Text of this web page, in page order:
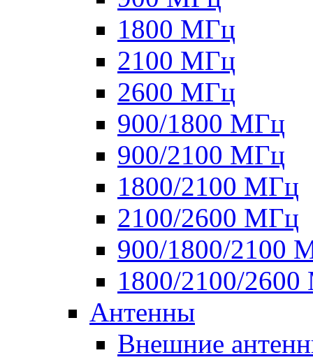
1800 МГц
2100 МГц
2600 МГц
900/1800 МГц
900/2100 МГц
1800/2100 МГц
2100/2600 МГц
900/1800/2100
1800/2100/
Антенны
Внешние